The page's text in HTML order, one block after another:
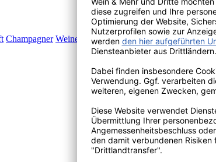
Champagner Weine Wein & Mehr Edition Vorteilspakete